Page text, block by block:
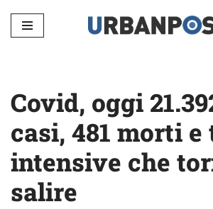
Vai
Covid, oggi
casi, 481 morti e
intensive che
salire